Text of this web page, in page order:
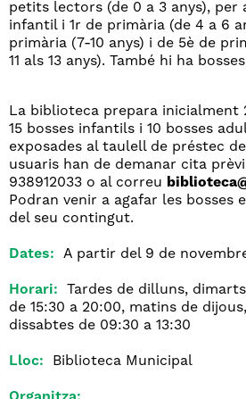
petits lectors (de 0 a 3 anys), per
infantil i 1r de primària (de 4 a 6
primària (7-10 anys) i de 5è de
11 als 13 anys). També hi ha
La biblioteca prepara inicialment
15 bosses infantils i 10 bosses
exposades al taulell de préstec
usuaris han de demanar cita
938912033 o al correu
Podran venir a agafar les bosses
del seu contingut.
Dates: A partir del 9 de
Horari:
Tardes de dilluns,
de 15:30 a 20:00, matins de
dissabtes de 09:30 a 13:30
Lloc: Biblioteca Municipal